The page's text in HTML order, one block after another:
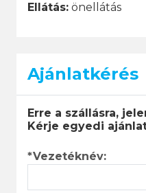
Ellátás: önellátás
Ajánlatkérés
Erre a szállásra,
Kérje egyedi
*Vezetéknév: